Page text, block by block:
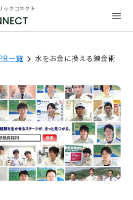
ックコネクト
一覧
水をお金に換える錬金術